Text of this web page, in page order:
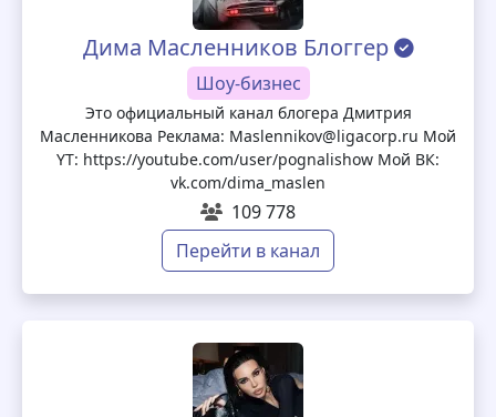
Дима Масленников Блоггер
Шоу-бизнес
Это официальный канал блогера Дмитрия
Масленникова Реклама: Maslennikov@ligacorp.ru Мой
YT: https://youtube.com/user/pognalishow Мой ВК:
vk.com/dima_maslen
109 778
Перейти в канал